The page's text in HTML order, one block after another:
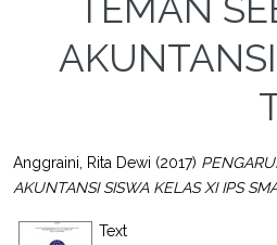
TEMAN
Anggraini, Rita Dewi (2017)
AKUNTANSI SISWA KELAS XI IPS
Text